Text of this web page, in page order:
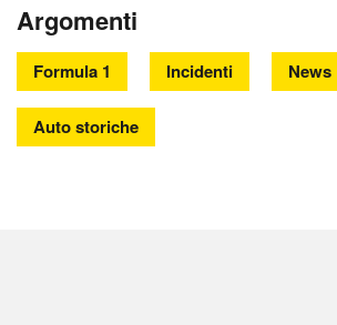
Argomenti
Formula 1 Incidenti News
Auto storiche